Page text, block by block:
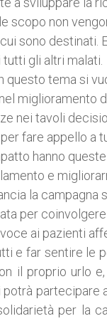
scopo non
sono
gli altri malati.
questo tema si
miglioramento
nei tavoli
fare appello a
hanno
e
la campagna
per
ai pazienti
e far sentire le
il proprio urlo
per la